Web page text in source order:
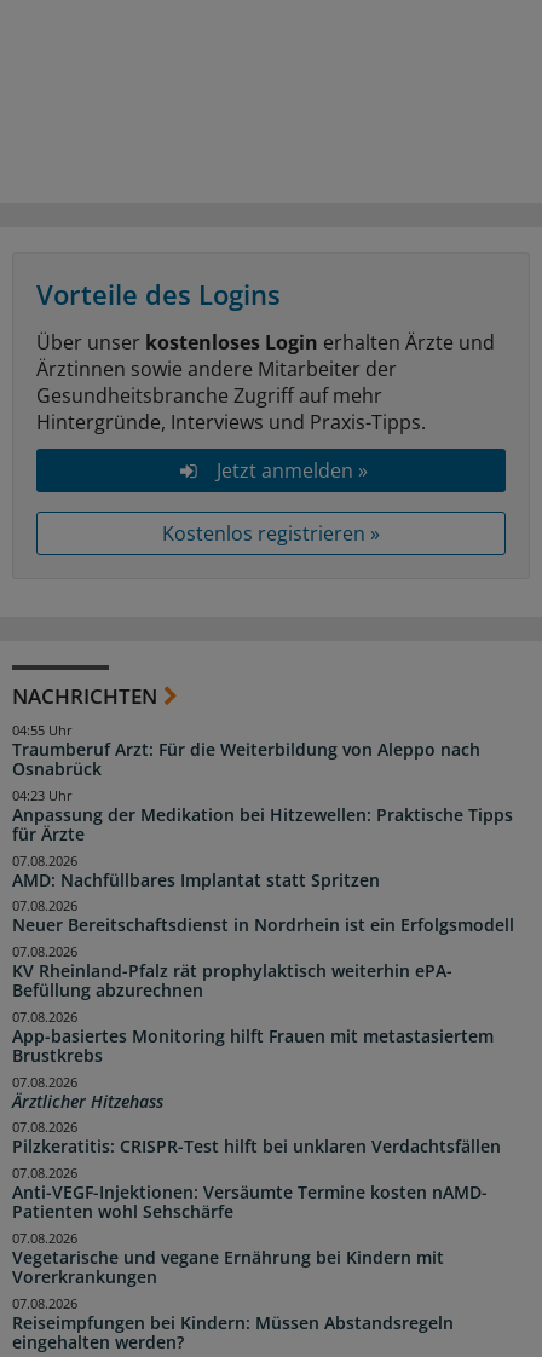
Vorteile des Logins
Über unser kostenloses Login erhalten Ärzte und
Ärztinnen sowie andere Mitarbeiter der
Gesundheitsbranche Zugriff auf mehr
Hintergründe, Interviews und Praxis-Tipps.
Jetzt anmelden »
Kostenlos registrieren »
NACHRICHTEN
Traumberuf Arzt: Für die Weiterbildung von Aleppo nach
Osnabrück
04:55 Uhr
Anpassung der Medikation bei Hitzewellen: Praktische Tipps
für Ärzte
04:23 Uhr
AMD: Nachfüllbares Implantat statt Spritzen
07.08.2026
Neuer Bereitschaftsdienst in Nordrhein ist ein Erfolgsmodell
07.08.2026
KV Rheinland-Pfalz rät prophylaktisch weiterhin ePA-
Befüllung abzurechnen
07.08.2026
App-basiertes Monitoring hilft Frauen mit metastasiertem
Brustkrebs
07.08.2026
Ärztlicher Hitzehass
07.08.2026
Pilzkeratitis: CRISPR-Test hilft bei unklaren Verdachtsfällen
07.08.2026
Anti-VEGF-Injektionen: Versäumte Termine kosten nAMD-
Patienten wohl Sehschärfe
07.08.2026
Vegetarische und vegane Ernährung bei Kindern mit
Vorerkrankungen
07.08.2026
Reiseimpfungen bei Kindern: Müssen Abstandsregeln
eingehalten werden?
07.08.2026